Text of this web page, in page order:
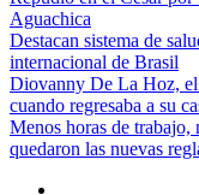
Aguachica
Destacan sistema de
internacional de Brasil
Diovanny De La Hoz,
cuando regresaba a su
Menos horas de trabajo,
quedaron las nuevas